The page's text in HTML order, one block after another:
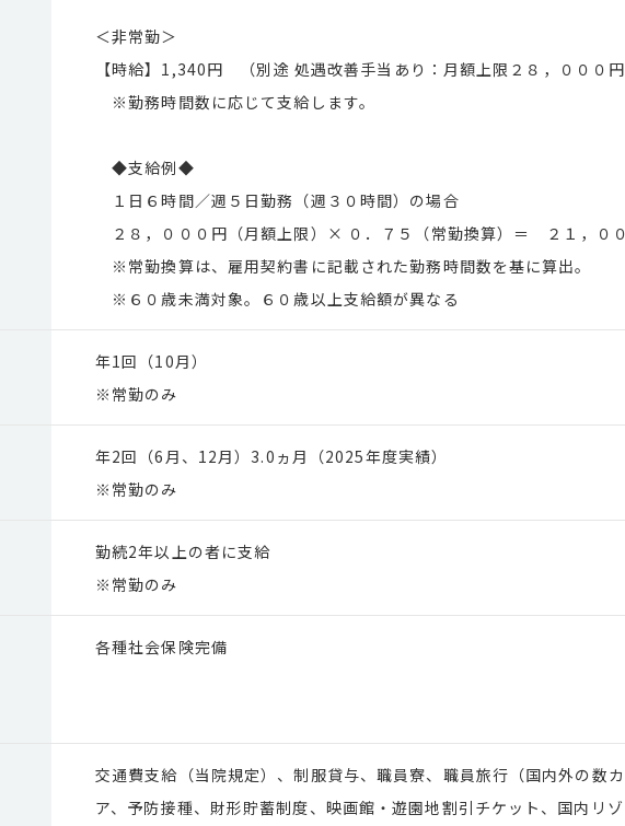
＜非常勤＞
【時給】1,340円 （別途 処遇改善手当あり：月額上限２８，０００
※勤務時間数に応じて支給します。
◆支給例◆
１日６時間／週５日勤務（週３０時間）の場合
２８，０００円（月額上限）× ０．７５（常勤換算）＝ ２１，０
※常勤換算は、雇用契約書に記載された勤務時間数を基に算出。
※６０歳未満対象。６０歳以上支給額が異なる
年1回（10月）
※常勤のみ
年2回（6月、12月）3.0ヵ月（2025年度実績）
※常勤のみ
勤続2年以上の者に支給
※常勤のみ
各種社会保険完備
交通費支給（当院規定）、制服貸与、職員寮、職員旅行（国内外の数
ア、予防接種、財形貯蓄制度、映画館・遊園地割引チケット、国内リ